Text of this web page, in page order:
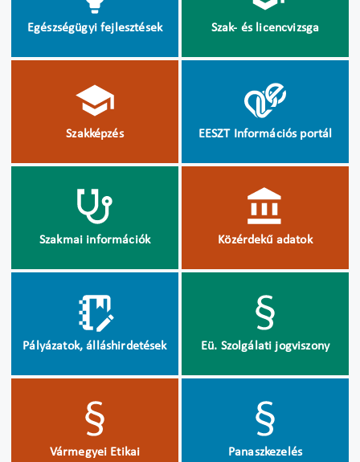
Egészségügyi fejlesztések Szak- és licencvizsga
Szakképzés EESZT Információs portál
Szakmai információk Közérdekű adatok
Pályázatok, álláshirdetések Eü. Szolgálati jogviszony
Vármegyei Etikai
Panaszkezelés